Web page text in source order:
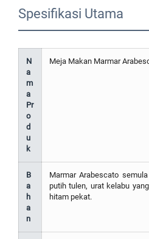
Spesifikasi Utama
N
a
m
a
Pr
o
d
u
k
Meja Makan Marmar
B
a
h
a
n
Marmar Arabescato
putih tulen, urat kelabu
hitam pekat.